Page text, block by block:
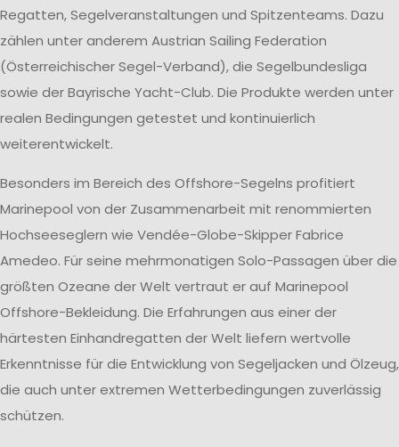
Regatten, Segelveranstaltungen und Spitzenteams. Dazu
zählen unter anderem Austrian Sailing Federation
(Österreichischer Segel-Verband), die Segelbundesliga
sowie der Bayrische Yacht-Club. Die Produkte werden unter
realen Bedingungen getestet und kontinuierlich
weiterentwickelt.
Besonders im Bereich des Offshore-Segelns profitiert
Marinepool von der Zusammenarbeit mit renommierten
Hochseeseglern wie Vendée-Globe-Skipper Fabrice
Amedeo. Für seine mehrmonatigen Solo-Passagen über die
größten Ozeane der Welt vertraut er auf Marinepool
Offshore-Bekleidung. Die Erfahrungen aus einer der
härtesten Einhandregatten der Welt liefern wertvolle
Erkenntnisse für die Entwicklung von Segeljacken und Ölzeug,
die auch unter extremen Wetterbedingungen zuverlässig
schützen.